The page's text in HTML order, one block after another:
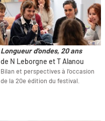
Longueur d'ondes, 20 ans
de N Leborgne et T Alanou
Bilan et perspectives à l’occasion
de la 20e édition du festival.